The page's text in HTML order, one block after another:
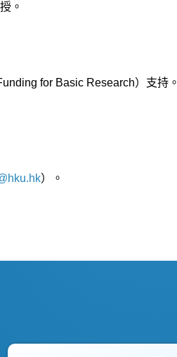
。
for Basic Research）支持。
）。